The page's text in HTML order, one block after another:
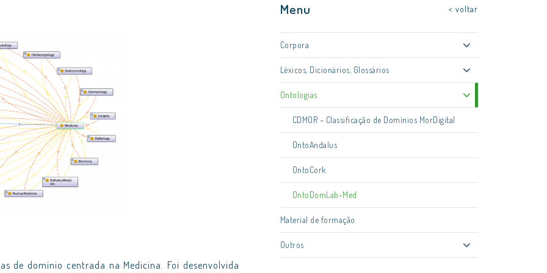
de domínio centrada na Medicina. Foi desenvolvida
Menu < voltar
Corpora
Léxicos, Dicionários, Glossários
Ontologias
CDMOR – Classificação de Domínios MorDigital
OntoAndalus
OntoCork
OntoDomLab-Med
Material de formação
Outros